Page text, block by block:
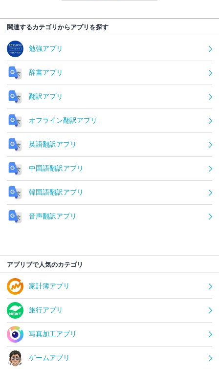
関連するカテゴリからアプリを探す
勉強アプリ
辞書アプリ
翻訳アプリ
オフライン翻訳アプリ
英語翻訳アプリ
中国語翻訳アプリ
韓国語翻訳アプリ
音声翻訳アプリ
アプリブで人気のカテゴリ
家計簿アプリ
旅行アプリ
写真加工アプリ
ゲームアプリ